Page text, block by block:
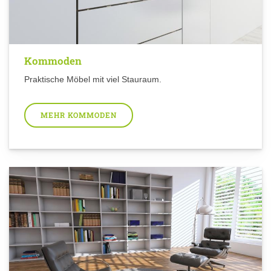
Kommoden
Praktische Möbel mit viel Stauraum.
MEHR KOMMODEN